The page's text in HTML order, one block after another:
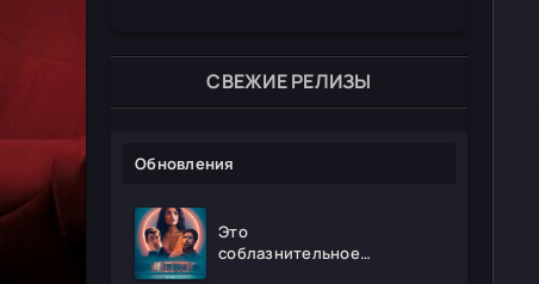
СВЕЖИЕ РЕЛИЗЫ
Обновления
Это
соблазнительное